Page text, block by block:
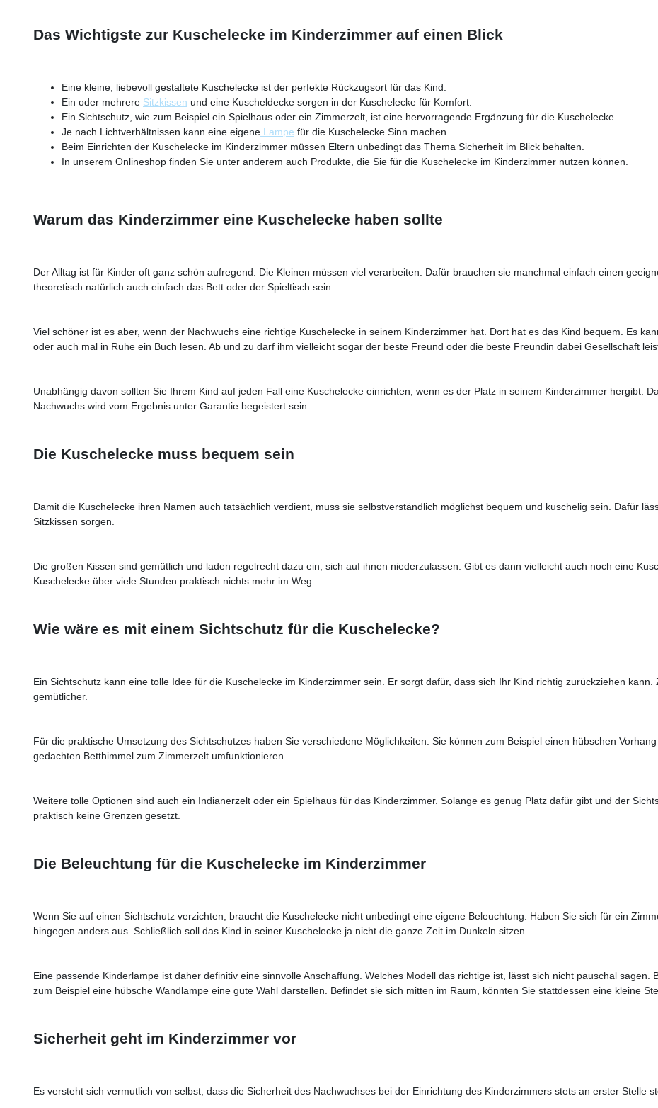
Das Wichtigste zur Kuschelecke im Kinderzimmer auf einen Blick
Eine kleine, liebevoll gestaltete Kuschelecke ist der perfekte Rückzugsort für das Kind.
Ein oder mehrere Sitzkissen und eine Kuscheldecke sorgen in der Kuschelecke für Komfort.
Ein Sichtschutz, wie zum Beispiel ein Spielhaus oder ein Zimmerzelt, ist eine hervorragende Ergänzung für die Kuschelecke.
Je nach Lichtverhältnissen kann eine eigene Lampe für die Kuschelecke Sinn machen.
Beim Einrichten der Kuschelecke im Kinderzimmer müssen Eltern unbedingt das Thema Sicherheit im Blick behalten.
In unserem Onlineshop finden Sie unter anderem auch Produkte, die Sie für die Kuschelecke im Kinderzimmer nutzen können.
Warum das Kinderzimmer eine Kuschelecke haben sollte
Der Alltag ist für Kinder oft ganz schön aufregend. Die Kleinen müssen viel verarbeiten. Dafür brauchen sie manchmal einfach einen
theoretisch natürlich auch einfach das Bett oder der Spieltisch sein.
Viel schöner ist es aber, wenn der Nachwuchs eine richtige Kuschelecke in seinem Kinderzimmer hat. Dort hat es das Kind bequem. Es
oder auch mal in Ruhe ein Buch lesen. Ab und zu darf ihm vielleicht sogar der beste Freund oder die beste Freundin dabei Gesellschaft
Unabhängig davon sollten Sie Ihrem Kind auf jeden Fall eine Kuschelecke einrichten, wenn es der Platz in seinem Kinderzimmer hergibt.
Nachwuchs wird vom Ergebnis unter Garantie begeistert sein.
Die Kuschelecke muss bequem sein
Damit die Kuschelecke ihren Namen auch tatsächlich verdient, muss sie selbstverständlich möglichst bequem und kuschelig sein. Dafür
Sitzkissen sorgen.
Die großen Kissen sind gemütlich und laden regelrecht dazu ein, sich auf ihnen niederzulassen. Gibt es dann vielleicht auch noch eine
Kuschelecke über viele Stunden praktisch nichts mehr im Weg.
Wie wäre es mit einem Sichtschutz für die Kuschelecke?
Ein Sichtschutz kann eine tolle Idee für die Kuschelecke im Kinderzimmer sein. Er sorgt dafür, dass sich Ihr Kind richtig zurückziehen
gemütlicher.
Für die praktische Umsetzung des Sichtschutzes haben Sie verschiedene Möglichkeiten. Sie können zum Beispiel einen hübschen
gedachten Betthimmel zum Zimmerzelt umfunktionieren.
Weitere tolle Optionen sind auch ein Indianerzelt oder ein Spielhaus für das Kinderzimmer. Solange es genug Platz dafür gibt und der
praktisch keine Grenzen gesetzt.
Die Beleuchtung für die Kuschelecke im Kinderzimmer
Wenn Sie auf einen Sichtschutz verzichten, braucht die Kuschelecke nicht unbedingt eine eigene Beleuchtung. Haben Sie sich für ein
hingegen anders aus. Schließlich soll das Kind in seiner Kuschelecke ja nicht die ganze Zeit im Dunkeln sitzen.
Eine passende Kinderlampe ist daher definitiv eine sinnvolle Anschaffung. Welches Modell das richtige ist, lässt sich nicht pauschal sagen.
zum Beispiel eine hübsche Wandlampe eine gute Wahl darstellen. Befindet sie sich mitten im Raum, könnten Sie stattdessen eine kleine
Sicherheit geht im Kinderzimmer vor
Es versteht sich vermutlich von selbst, dass die Sicherheit des Nachwuchses bei der Einrichtung des Kinderzimmers stets an erster Stelle